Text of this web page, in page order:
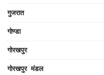
गुजरात
गोण्डा
गोरखपुर
गोरखपुर मंडल